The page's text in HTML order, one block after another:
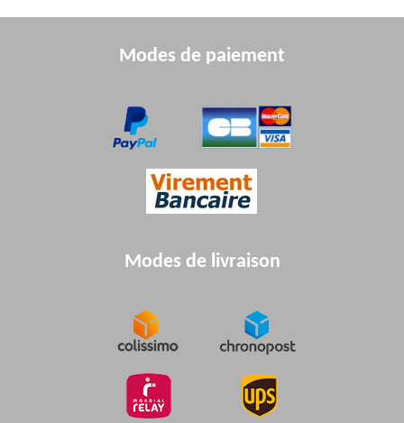
Modes de paiement
Modes de livraison